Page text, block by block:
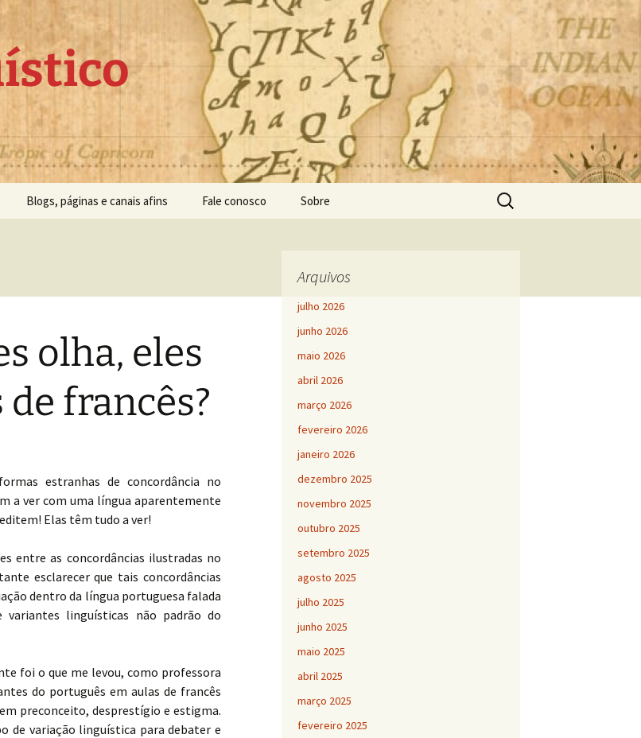
Blogs, páginas e canais afins Fale conosco Sobre
Pesquisar
por:
olha, eles
de francês?
estranhas de concordância no
a ver com uma língua aparentemente
Elas têm tudo a ver!
entre as concordâncias ilustradas no
esclarecer que tais concordâncias
dentro da língua portuguesa falada
variantes linguísticas não padrão do
foi o que me levou, como professora
do português em aulas de francês
preconceito, desprestígio e estigma.
de variação linguística para debater e
Arquivos
julho 2026
junho 2026
maio 2026
abril 2026
março 2026
fevereiro 2026
janeiro 2026
dezembro 2025
novembro 2025
outubro 2025
setembro 2025
agosto 2025
julho 2025
junho 2025
maio 2025
abril 2025
março 2025
fevereiro 2025